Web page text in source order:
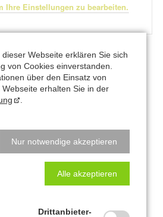
Ihre Einstellungen zu bearbeiten.
Leufgen
Webseite erklären Sie sich
von Cookies einverstanden.
über den Einsatz von
erhalten Sie in der
Nur notwendige akzeptieren
Alle akzeptieren
Drittanbieter-